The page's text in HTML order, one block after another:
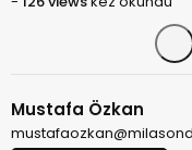
Mustafa Özkan